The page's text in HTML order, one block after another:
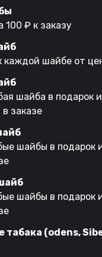
100 ₽ к заказу
каждой шайбе от
шайба в подарок
заказе
шайбы в подарок
шайбы в подарок
табака (odens,